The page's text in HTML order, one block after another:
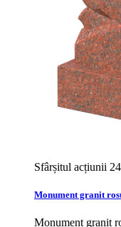
Sfârșitul acțiunii
Monument granit
Monument granit